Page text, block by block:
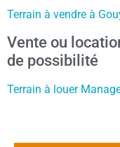
Terrain à vendre à
Vente ou
de possibilité
Terrain à louer